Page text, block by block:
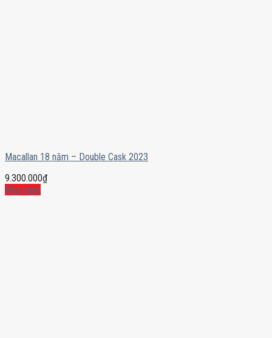
Macallan 18 năm – Double Cask 2023
9.300.000₫
Mua ngay